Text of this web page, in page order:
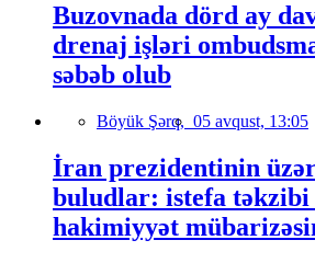
Buzovnada dörd ay
drenaj işləri
səbəb olub
Böyük Şərq, 05 avqust, 13:05
İran prezidentinin
buludlar: istefa təkzibi
hakimiyyət